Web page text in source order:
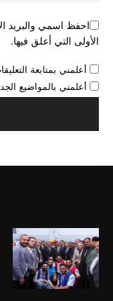
احفظ اسمي والبريد
الأولى التي أعلق فيها.
أعلمني بمتابعة
أعلمني بالمواضيع